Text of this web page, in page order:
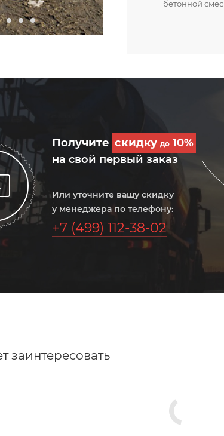
бетонной
Получите скидку до10%
на свой первый заказ
Или уточните вашу скидку
у менеджера по телефону:
+7 (499) 112-38-02
заинтересовать